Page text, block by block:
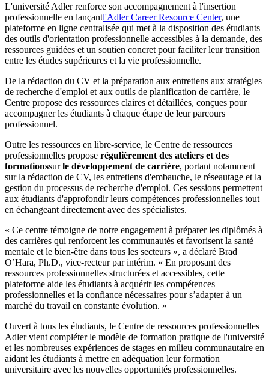
L'université Adler renforce son accompagnement à l'insertion
professionnelle en lançantl'Adler Career Resource Center, une
plateforme en ligne centralisée qui met à la disposition des étudiants
des outils d'orientation professionnelle accessibles à la demande, des
ressources guidées et un soutien concret pour faciliter leur transition
entre les études supérieures et la vie professionnelle.
De la rédaction du CV et la préparation aux entretiens aux stratégies
de recherche d'emploi et aux outils de planification de carrière, le
Centre propose des ressources claires et détaillées, conçues pour
accompagner les étudiants à chaque étape de leur parcours
professionnel.
Outre les ressources en libre-service, le Centre de ressources
professionnelles propose régulièrement des ateliers et des
formationssurle développement de carrière, portant notamment
sur la rédaction de CV, les entretiens d'embauche, le réseautage et la
gestion du processus de recherche d'emploi. Ces sessions permettent
aux étudiants d'approfondir leurs compétences professionnelles tout
en échangeant directement avec des spécialistes.
« Ce centre témoigne de notre engagement à préparer les diplômés à
des carrières qui renforcent les communautés et favorisent la santé
mentale et le bien-être dans tous les secteurs », a déclaré Brad
O’Hara, Ph.D., vice-recteur par intérim. « En proposant des
ressources professionnelles structurées et accessibles, cette
plateforme aide les étudiants à acquérir les compétences
professionnelles et la confiance nécessaires pour s’adapter à un
marché du travail en constante évolution. »
Ouvert à tous les étudiants, le Centre de ressources professionnelles
Adler vient compléter le modèle de formation pratique de l'université
et les nombreuses expériences de stages en milieu communautaire en
aidant les étudiants à mettre en adéquation leur formation
universitaire avec les nouvelles opportunités professionnelles.